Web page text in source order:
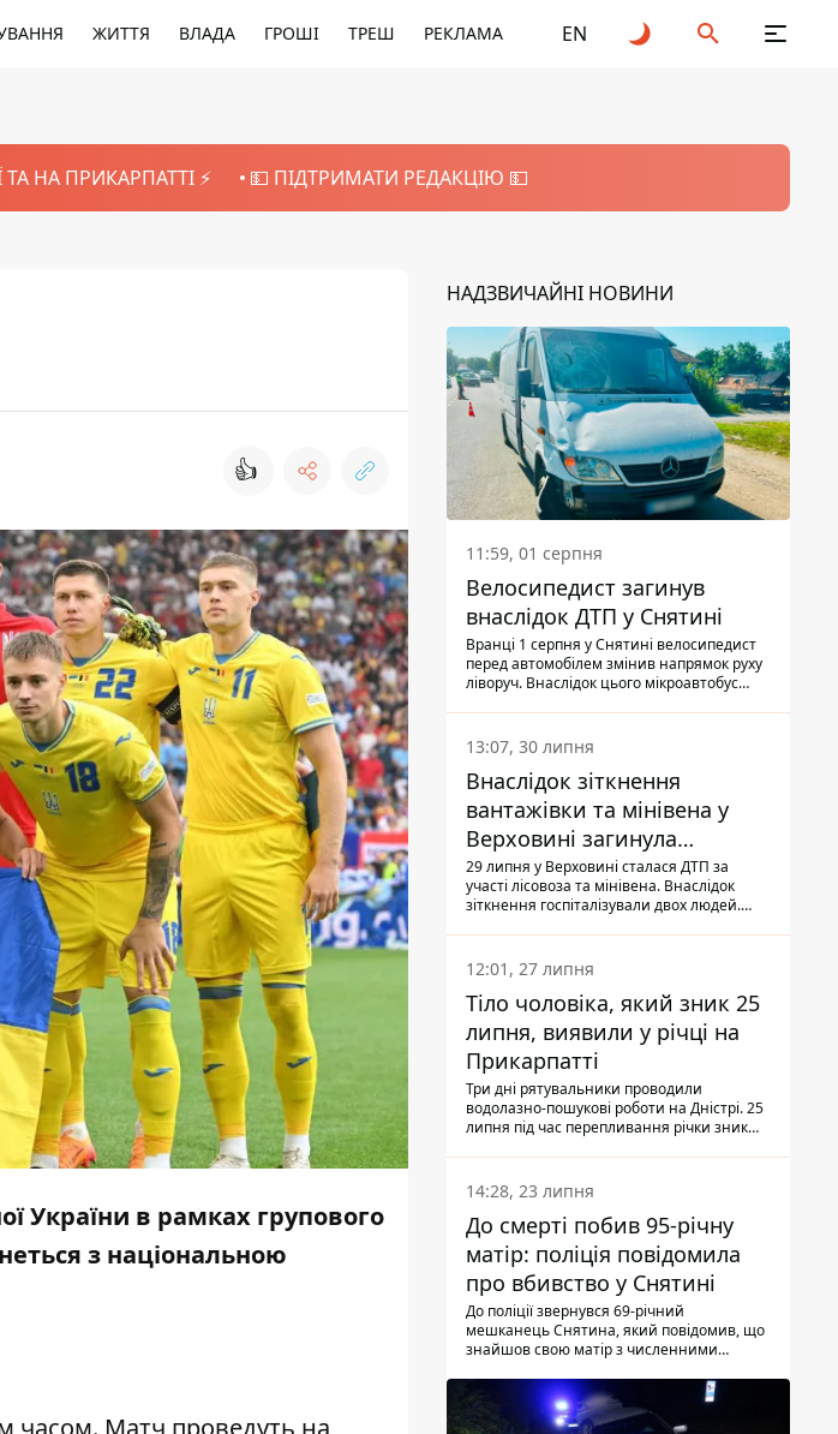
ЖИТТЯ ВЛАДА ГРОШІ ТРЕШ РЕКЛАМА EN
НА ПРИКАРПАТТІ ⚡️ 💵 ПІДТРИМАТИ РЕДАКЦІЮ 💵
👍
України в рамках групового
з національною
НАДЗВИЧАЙНІ НОВИНИ
11:59, 01 серпня
Велосипедист загинув
внаслідок ДТП у Снятині
Вранці 1 серпня у Снятині велосипедист
перед автомобілем змінив напрямок руху
ліворуч. Внаслідок цього мікроавтобус
13:07, 30 липня
Внаслідок зіткнення
вантажівки та мінівена у
Верховині загинула
пасажирка, водійка - у
лікарні
29 липня у Верховині сталася ДТП за
участі лісовоза та мінівена. Внаслідок
зіткнення госпіталізували двох людей.
Також травми отримала водійка
автомобіля.
12:01, 27 липня
Тіло чоловіка, який зник 25
липня, виявили у річці на
Прикарпатті
Три дні рятувальники проводили
водолазно-пошукові роботи на Дністрі. 25
липня під час перепливання річки зник
виявили тіло.
14:28, 23 липня
До смерті побив 95-річну
матір: поліція повідомила
про вбивство у Снятині
До поліції звернувся 69-річний
мешканець Снятина, який повідомив, що
знайшов свою матір з численними
з'ясували правоохоронці, ці травми жінці
наніс її син.